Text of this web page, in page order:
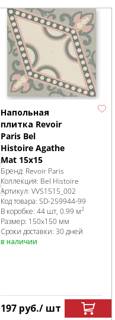
Напольная
плитка Revoir
Paris Bel
Histoire Agathe
Mat 15x15
Бренд: Revoir Paris
Коллекция: Bel Histoire
Артикул: VVS1515_002
Код товара: SD-259944-99
В коробке: 44 шт, 0.99 м2
Размер: 150x150 мм
Сроки доставки: 30 дней
в наличии
197 руб./ шт